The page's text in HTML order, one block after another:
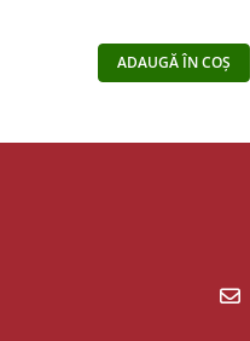
ADAUGĂ ÎN COȘ